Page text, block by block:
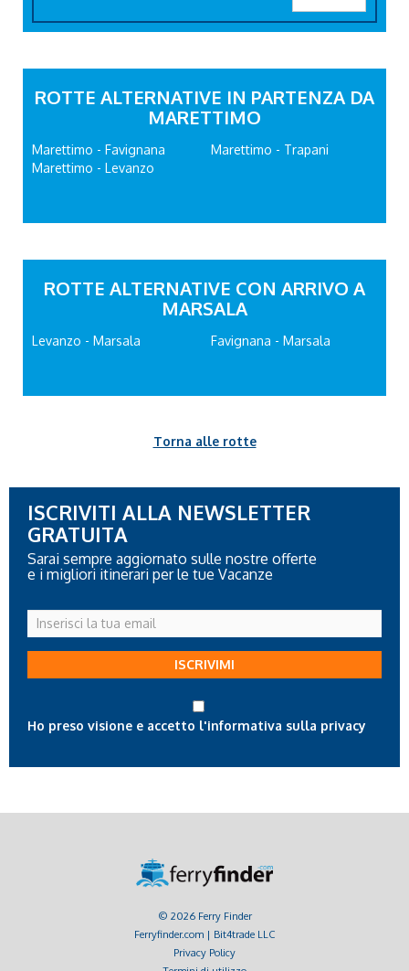
ROTTE ALTERNATIVE IN PARTENZA DA
MARETTIMO
Marettimo - Favignana
Marettimo - Levanzo
Marettimo - Trapani
ROTTE ALTERNATIVE CON ARRIVO A
MARSALA
Levanzo - Marsala Favignana - Marsala
Torna alle rotte
ISCRIVITI ALLA NEWSLETTER
GRATUITA
Sarai sempre aggiornato sulle nostre offerte
e i migliori itinerari per le tue Vacanze
Inserisci
la
tua
ISCRIVIMI
Ho preso visione e accetto l'informativa sulla privacy
© 2026 Ferry Finder
Ferryfinder.com | Bit4trade LLC
Privacy Policy